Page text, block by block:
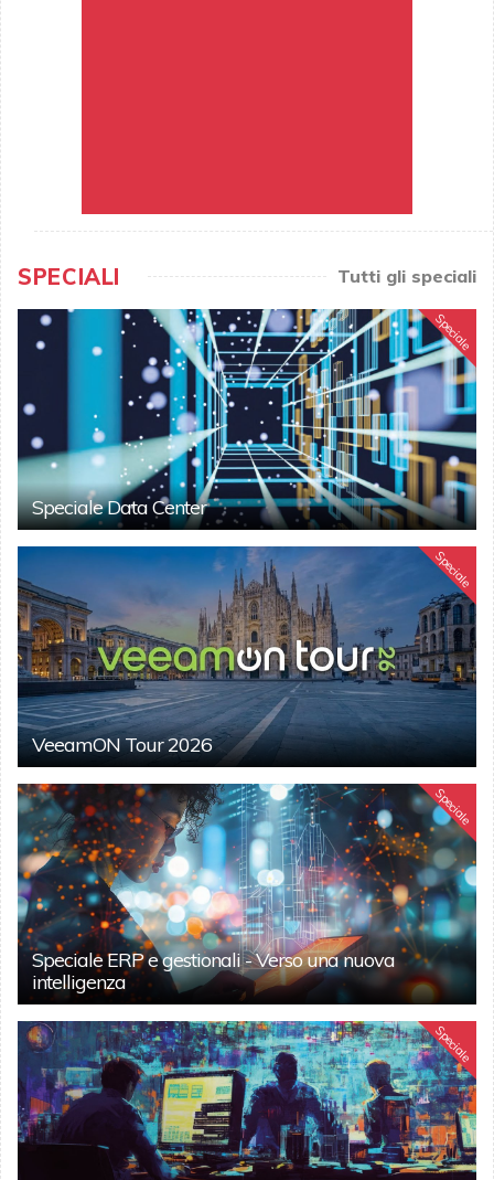
SPECIALI Tutti gli speciali
Speciale
Speciale Data Center
Speciale
VeeamON Tour 2026
Speciale
Speciale ERP e gestionali - Verso una nuova
intelligenza
Speciale